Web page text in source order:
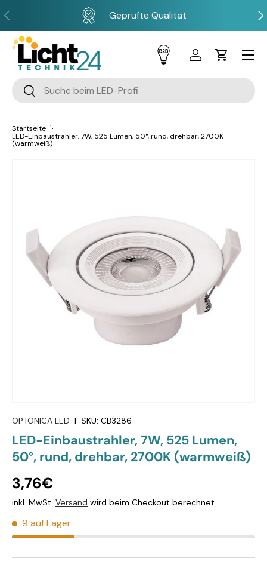
Direkt zum Inhalt
Vorherige Geprüfte Qualität
Suchen
Suchen
Einloggen
Menü
Startseite
LED-Einbaustrahler, 7W, 525 Lumen, 50°, rund, drehbar, 2700K
(warmweiß)
OPTONICA LED | SKU: CB3286
LED-Einbaustrahler, 7W, 525 Lumen,
50°, rund, drehbar, 2700K (warmweiß)
3,76€
inkl. MwSt. Versand wird beim Checkout berechnet.
9 auf Lager